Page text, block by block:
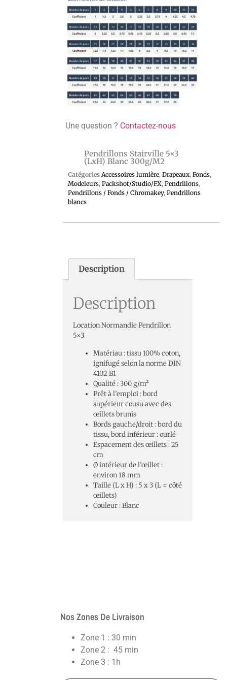
Une question ? Contactez-nous
Pendrillons Stairville 5×3
(LxH) Blanc 300g/m2
Catégories Accessoires lumière, Drapeaux, Fonds,
Modeleurs, Packshot/Studio/FX, Pendrillons,
Pendrillons / Fonds / Chromakey, Pendrillons
blancs
Description
Description
Location Normandie Pendrillon
5×3
Matériau : tissu 100% coton,
ignifugé selon la norme DIN
4102 B1
Qualité : 300 g/m²
Prêt à l’emploi : bord
supérieur cousu avec des
œillets brunis
Bords gauche/droit : bord du
tissu, bord inférieur : ourlé
Espacement des œillets : 25
cm
Ø intérieur de l’œillet :
environ 18 mm
Taille (L x H) : 5 x 3 (L = côté
œillets)
Couleur : Blanc
Nos Zones De Livraison
Zone 1 : 30 min
Zone 2 : 45 min
Zone 3 : 1h